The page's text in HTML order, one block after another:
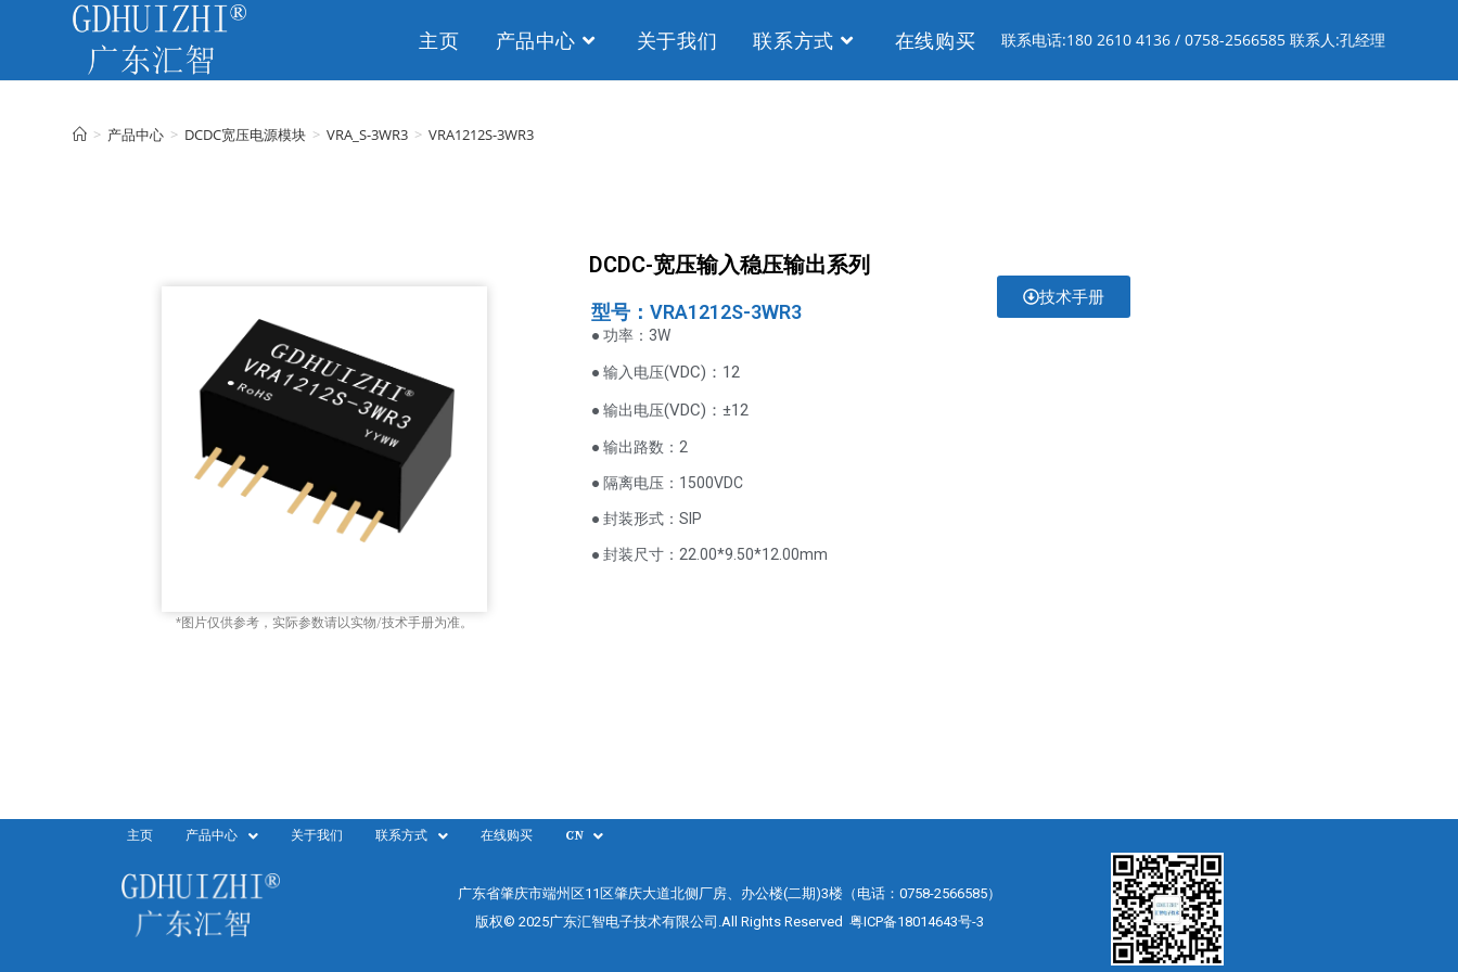
联系电话:180 2610 4136 / 0758-2566585 联系人:孔经理
主页 产品中心 关于我们 联系方式 在线购买
> 产品中心 > DCDC宽压电源模块 > VRA_S-3WR3 > VRA1212S-3WR3
DCDC-宽压输入稳压输出系列
*图片仅供参考，实际参数请以实物/技术手册为准。
型号：VRA1212S-3WR3
● 功率：3W
● 输入电压(VDC)：12
● 输出电压(VDC) ：±12
● 输出路数：2
● 隔离电压：1500VDC
● 封装形式：SIP
● 封装尺寸：22.00*9.50*12.00mm
技术手册
主页 产品中心 关于我们 联系方式 在线购买 CN
广东省肇庆市端州区11区肇庆大道北侧厂房、办公楼(二期)3楼（电话：0758-2566585）
版权© 2025广东汇智电子技术有限公司.All Rights Reserved 粤ICP备18014643号-3